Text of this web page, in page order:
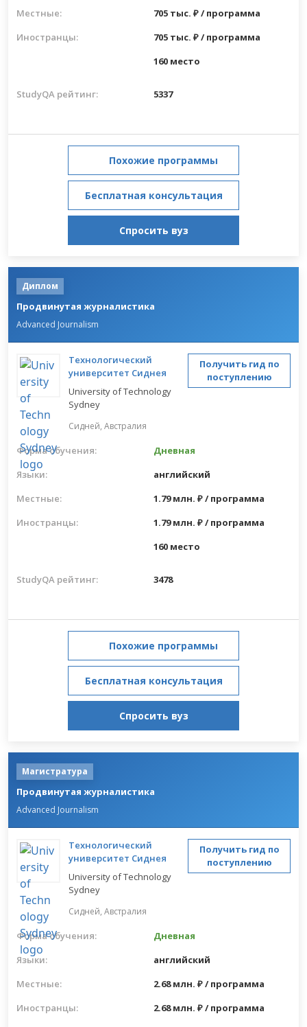
Местные:
705 тыс. ₽ / программа
Иностранцы:
705 тыс. ₽ / программа
160 место
StudyQA рейтинг: 5337
Похожие программы
Бесплатная консультация
Спросить вуз
Диплом
Продвинутая журналистика
Advanced Journalism
Технологический
университет Сиднея
University of Technology
Sydney
Сидней, Австралия
Получить гид по
поступлению
Форма обучения:
Дневная
Языки:
английский
Местные:
1.79 млн. ₽ / программа
Иностранцы:
1.79 млн. ₽ / программа
160 место
StudyQA рейтинг: 3478
Похожие программы
Бесплатная консультация
Спросить вуз
Магистратура
Продвинутая журналистика
Advanced Journalism
Технологический
университет Сиднея
University of Technology
Sydney
Сидней, Австралия
Получить гид по
поступлению
Форма обучения:
Дневная
Языки:
английский
Местные:
2.68 млн. ₽ / программа
Иностранцы:
2.68 млн. ₽ / программа